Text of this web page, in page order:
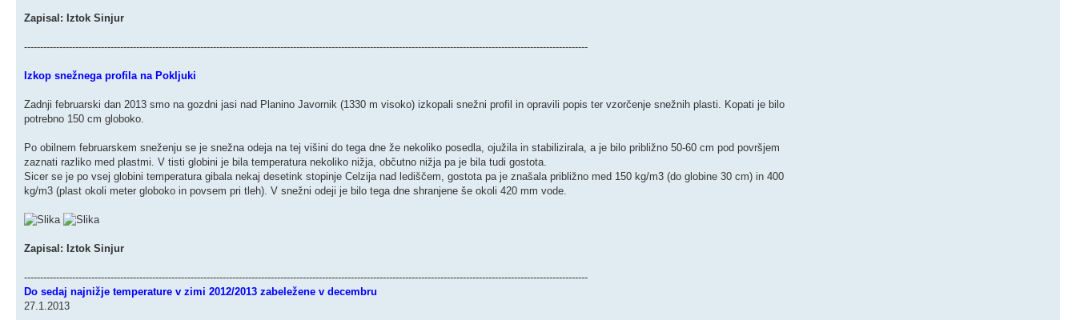
Zapisal: Iztok Sinjur
--------------------------------------------------------------------------------------------------------------------------------------------------------------------------------
Izkop snežnega profila na Pokljuki
Zadnji februarski dan 2013 smo na gozdni jasi nad Planino Javornik (1330 m visoko) izkopali snežni profil in opravili popis ter vzorčenje snežnih plasti. Kopati je bilo
potrebno 150 cm globoko.
Po obilnem februarskem sneženju se je snežna odeja na tej višini do tega dne že nekoliko posedla, ojužila in stabilizirala, a je bilo približno 50-60 cm pod površjem
zaznati razliko med plastmi. V tisti globini je bila temperatura nekoliko nižja, občutno nižja pa je bila tudi gostota.
Sicer se je po vsej globini temperatura gibala nekaj desetink stopinje Celzija nad lediščem, gostota pa je znašala približno med 150 kg/m3 (do globine 30 cm) in 400
kg/m3 (plast okoli meter globoko in povsem pri tleh). V snežni odeji je bilo tega dne shranjene še okoli 420 mm vode.
Zapisal: Iztok Sinjur
--------------------------------------------------------------------------------------------------------------------------------------------------------------------------------
Do sedaj najnižje temperature v zimi 2012/2013 zabeležene v decembru
27.1.2013